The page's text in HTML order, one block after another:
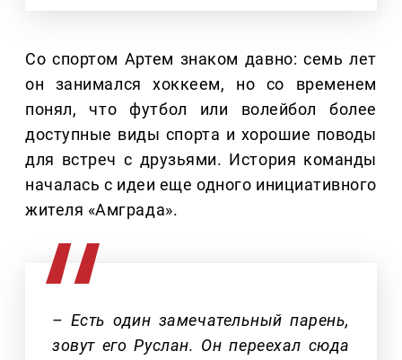
Со спортом Артем знаком давно: семь лет
он занимался хоккеем, но со временем
понял, что футбол или волейбол более
доступные виды спорта и хорошие поводы
для встреч с друзьями. История команды
началась с идеи еще одного инициативного
жителя «Амграда».
– Есть один замечательный парень,
зовут его Руслан. Он переехал сюда